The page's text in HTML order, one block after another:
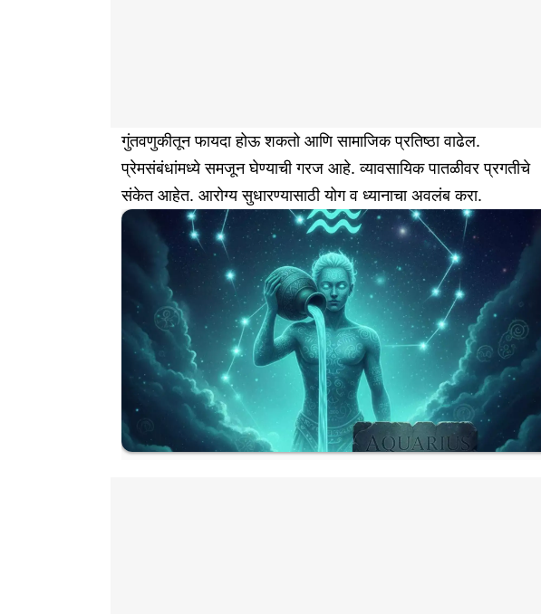
गुंतवणुकीतून फायदा होऊ शकतो आणि सामाजिक प्रतिष्ठा वाढेल.
प्रेमसंबंधांमध्ये समजून घेण्याची गरज आहे. व्यावसायिक पातळीवर प्रगतीचे
संकेत आहेत. आरोग्य सुधारण्यासाठी योग व ध्यानाचा अवलंब करा.